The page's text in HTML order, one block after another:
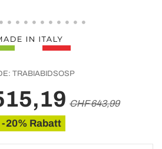
TRABIABIDSOSP
CHF 643,99
-20% Rabatt